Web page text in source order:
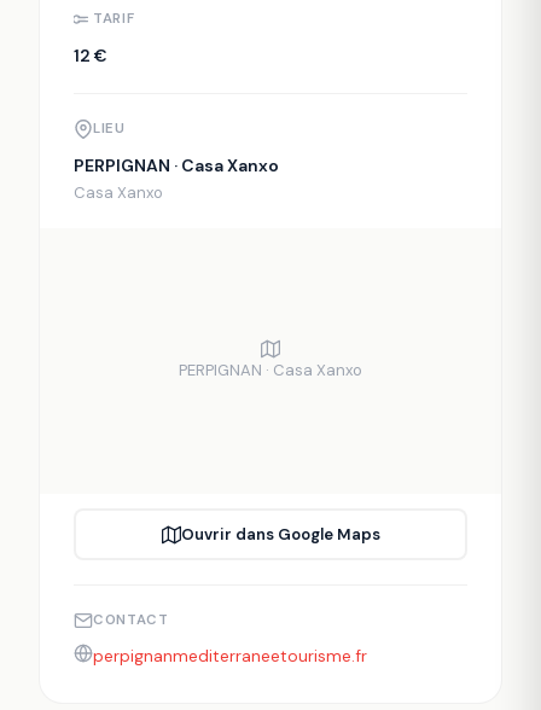
TARIF
12 €
LIEU
PERPIGNAN · Casa Xanxo
Casa Xanxo
PERPIGNAN · Casa Xanxo
Ouvrir dans Google Maps
CONTACT
perpignanmediterraneetourisme.fr